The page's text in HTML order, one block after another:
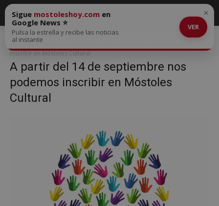
Inicio
A partir del 14 de septiembre nos podemos inscribir en
Móstoles Cultural
inscribir en Móstoles Cultural
A partir del 14 de septiembre nos
podemos inscribir en Móstoles
Cultural
Sigue mostoleshoy.com en
Google News ⭐
Pulsa la estrella y recibe las noticias
al instante
VER
×